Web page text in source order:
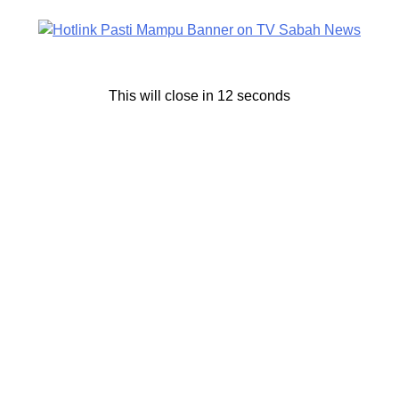
Membuat
Lelaki Ditahan Bersama
Leonard October 28, 2025
This will close in 11 seconds